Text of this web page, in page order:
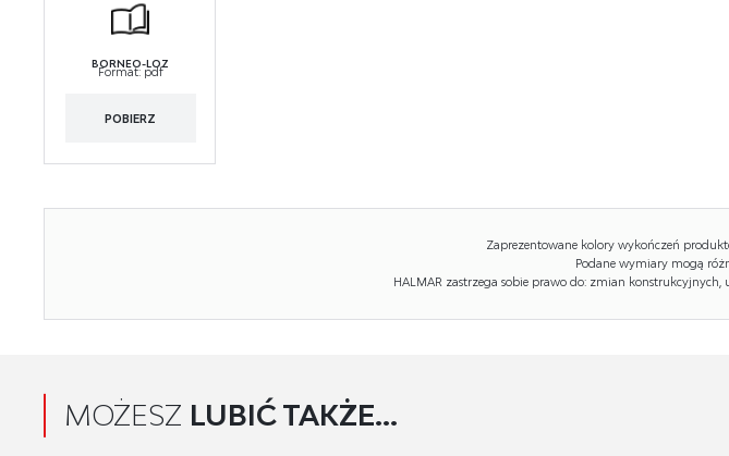
BORNEO-LOZ
Format: pdf
POBIERZ
Zaprezentowane kolory wykończeń
Podane wymiary mogą
HALMAR zastrzega sobie prawo do: zmian
MOŻESZ LUBIĆ TAKŻE...